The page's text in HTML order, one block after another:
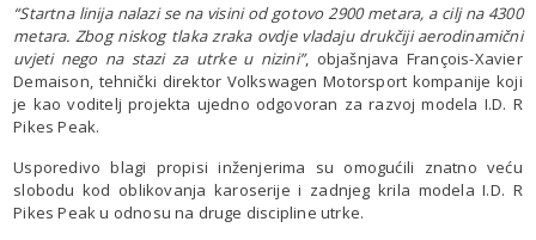
“Startna linija nalazi se na visini od gotovo 2900 metara, a cilj na 4300
metara. Zbog niskog tlaka zraka ovdje vladaju drukčiji aerodinamični
uvjeti nego na stazi za utrke u nizini”, objašnjava François-Xavier
Demaison, tehnički direktor Volkswagen Motorsport kompanije koji
je kao voditelj projekta ujedno odgovoran za razvoj modela I.D. R
Pikes Peak.
Usporedivo blagi propisi inženjerima su omogućili znatno veću
slobodu kod oblikovanja karoserije i zadnjeg krila modela I.D. R
Pikes Peak u odnosu na druge discipline utrke.